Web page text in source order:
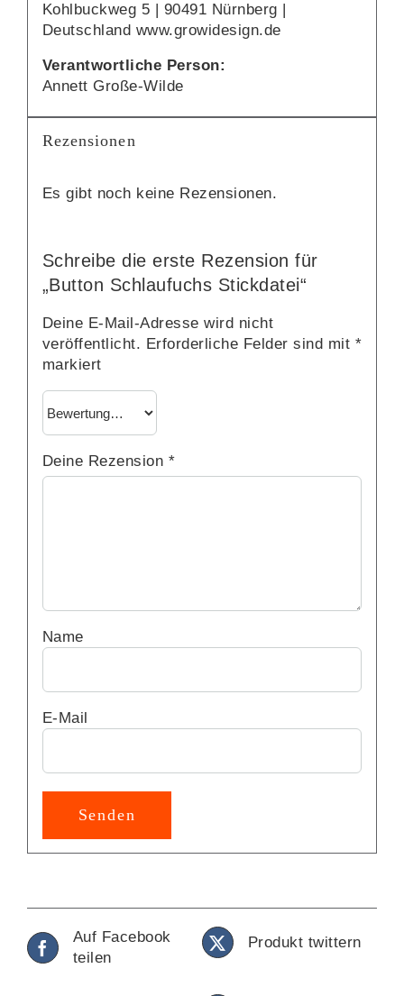
Kohlbuckweg 5 | 90491 Nürnberg |
Deutschland www.growidesign.de
Verantwortliche Person:
Annett Große-Wilde
Rezensionen
Es gibt noch keine Rezensionen.
Schreibe die erste Rezension für
„Button Schlaufuchs Stickdatei“
Deine E-Mail-Adresse wird nicht
veröffentlicht. Erforderliche Felder sind mit *
markiert
Deine Rezension *
Name
E-Mail
Auf Facebook
teilen
Produkt twittern